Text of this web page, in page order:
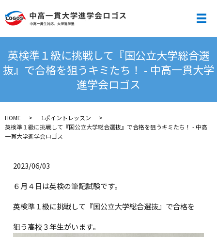
メ
英検準１級に挑戦して『国公立大学総合選
抜』で合格を狙うキミたち！ - 中高一貫大学
進学会ロゴス
HOME
1ポイントレッスン
英検準１級に挑戦して『国公立大学総合選抜』で合格を狙うキミたち！ - 中高
一貫大学進学会ロゴス
2023/06/03
６月４日は英検の筆記試験です。
英検準１級に挑戦して『国公立大学総合選抜』で合格を
狙う高校３年生がいます。